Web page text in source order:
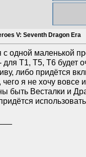
V: Seventh Dragon Era
с одной маленькой
Т1, Т5, Т6 будет
либо придётся
я не хочу вовсе
быть Весталки и